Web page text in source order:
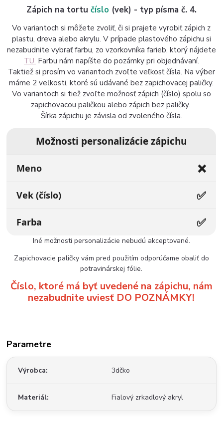
Zápich na tortu číslo (vek) - typ písma č. 4.
Vo variantoch si môžete zvoliť, či si prajete vyrobiť zápich z
plastu, dreva alebo akrylu. V prípade plastového zápichu si
nezabudnite vybrať farbu, zo vzorkovníka farieb, ktorý nájdete
TU. Farbu nám napíšte do pozámky pri objednávaní.
Taktiež si prosím vo variantoch zvoľte veľkosť čísla. Na výber
máme 2 veľkosti, ktoré sú udávané bez zapichovacej paličky.
Vo variantoch si tiež zvoľte možnosť zápich (číslo) spolu so
zapichovacou paličkou alebo zápich bez paličky.
Šírka zápichu je závisla od zvoleného čísla.
Možnosti personalizácie zápichu
Meno ❌
Vek (číslo) ✅
Farba ✅
Iné možnosti personalizácie nebudú akceptované.
Zapichovacie paličky vám pred použitím odporúčame obaliť do
potravinárskej fólie.
Číslo, ktoré má byť uvedené na zápichu, nám
nezabudnite uviesť DO POZNÁMKY!
Parametre
Výrobca 3dčko
Materiál Fialový zrkadlový akryl